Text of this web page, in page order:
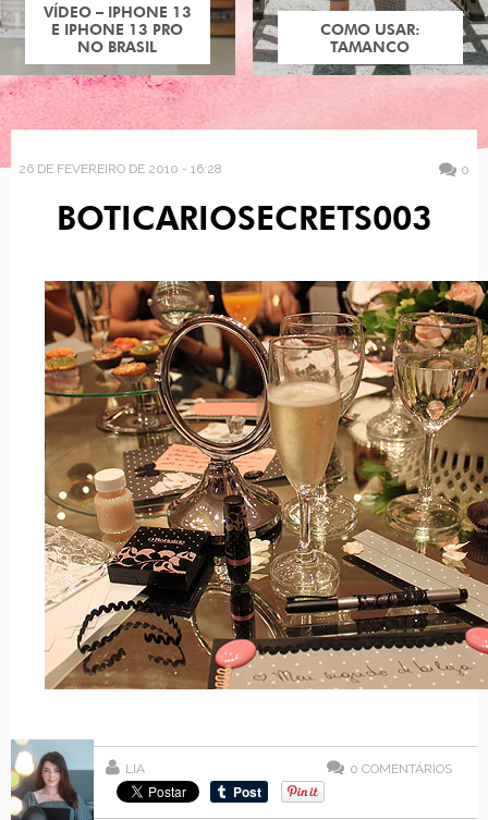
VÍDEO – IPHONE 13
E IPHONE 13 PRO
NO BRASIL
COMO USAR:
TAMANCO
26 DE FEVEREIRO DE 2010 - 16:28 0
BOTICARIOSECRETS003
LIA 0 COMENTÁRIOS